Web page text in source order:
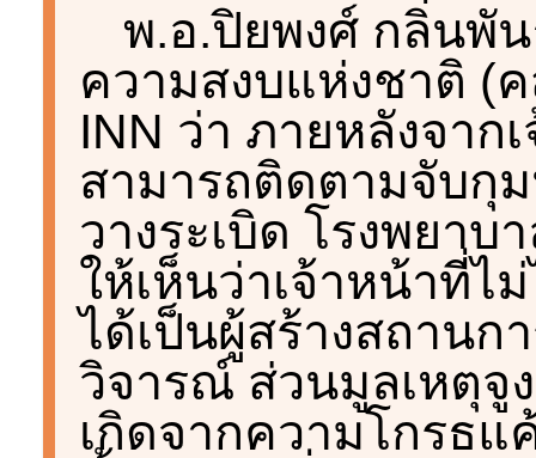
พ.อ.ปิยพงศ์ กลิ่นพั
ความสงบแห่งชาติ (
INN ว่า ภายหลังจา
สามารถติดตามจับกุ
วางระเบิด โรงพยาบ
ให้เห็นว่าเจ้าหน้าที่ไ
ได้เป็นผู้สร้างสถาน
วิจารณ์ ส่วนมูลเหตุจู
เกิดจากความโกรธแ